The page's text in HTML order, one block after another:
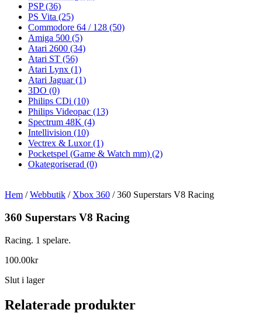
PSP(36)
PS Vita (25)
Commodore 64 / 128 (50)
Amiga 500 (5)
Atari 2600 (34)
Atari ST (56)
Atari Lynx (1)
Atari Jaguar(1)
3DO (0)
Philips CDi (10)
Philips Videopac (13)
Spectrum 48K (4)
Intellivision (10)
Vectrex & Luxor(1)
Pocketspel (Game & Watch mm) (2)
Okategoriserad (0)
Hem /Webbutik / Xbox 360 / 360 Superstars V8 Racing
360 Superstars V8 Racing
Racing. 1 spelare.
100.00kr
Slut i lager
Relaterade produkter